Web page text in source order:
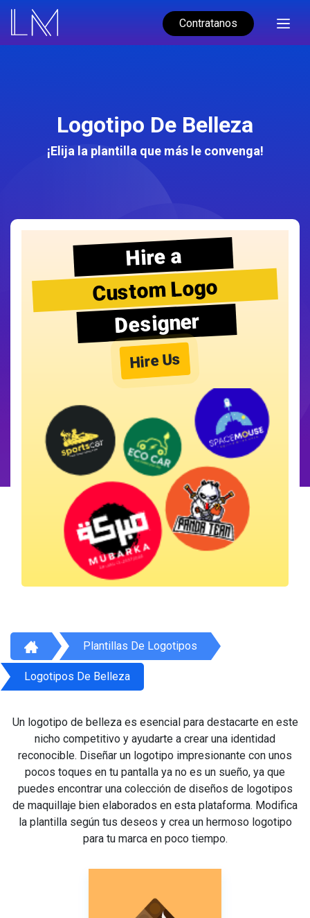
Contratanos
Logotipo De Belleza
¡Elija la plantilla que más le convenga!
Hire a
Custom Logo
Designer
Hire Us
Plantillas De Logotipos
Logotipos De Belleza
Un logotipo de belleza es esencial para destacarte en este
nicho competitivo y ayudarte a crear una identidad
reconocible. Diseñar un logotipo impresionante con unos
pocos toques en tu pantalla ya no es un sueño, ya que
puedes encontrar una colección de diseños de logotipos
de maquillaje bien elaborados en esta plataforma. Modifica
la plantilla según tus deseos y crea un hermoso logotipo
para tu marca en poco tiempo.